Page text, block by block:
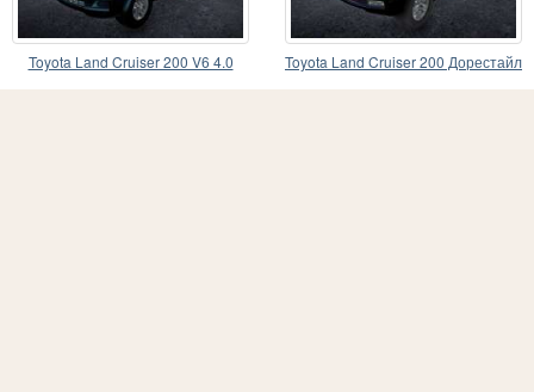
Toyota Land Cruiser 200 V6 4.0 Toyota Land Cruiser 200 Дорестайл